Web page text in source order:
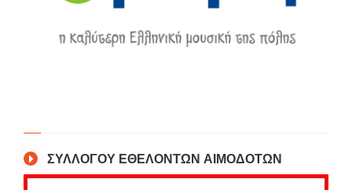
ΣΥΛΛΟΓΟΥ ΕΘΕΛΟΝΤΩΝ ΑΙΜΟΔΟΤΩΝ